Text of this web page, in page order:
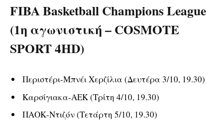
FIBA Basketball Champions League
(1η αγωνιστική – COSMOTE
SPORT 4HD)
Περιστέρι-Μπνέι Χερζίλια (Δευτέρα 3/10, 19.30)
Καρσίγιακα-ΑΕΚ (Τρίτη 4/10, 19.30)
ΠΑΟΚ-Ντιζόν (Τετάρτη 5/10, 19.30)